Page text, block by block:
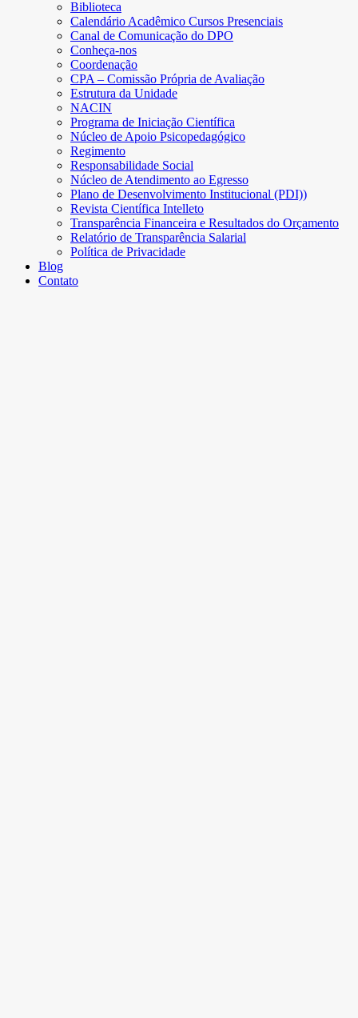
Biblioteca
Calendário Acadêmico Cursos Presenciais
Canal de Comunicação do DPO
Conheça-nos
Coordenação
CPA – Comissão Própria de Avaliação
Estrutura da Unidade
NACIN
Programa de Iniciação Científica
Núcleo de Apoio Psicopedagógico
Regimento
Responsabilidade Social
Núcleo de Atendimento ao Egresso
Plano de Desenvolvimento Institucional (PDI))
Revista Científica Intelleto
Transparência Financeira e Resultados do Orçamento
Relatório de Transparência Salarial
Política de Privacidade
Blog
Contato